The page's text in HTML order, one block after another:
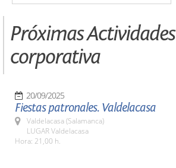
Próximas
corporativa
20/09/2025
Fiestas patronales. Valdelacasa
Valdelacasa (Salamanca)
LUGAR Valdelacasa
Hora: 21,00 h.